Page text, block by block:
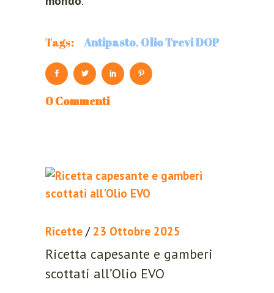
Tags: Antipasto, Olio Trevi DOP
0 Commenti
Ricette / 23 Ottobre 2025
Ricetta capesante e gamberi
scottati all’Olio EVO
REGISTER
Lost your password?